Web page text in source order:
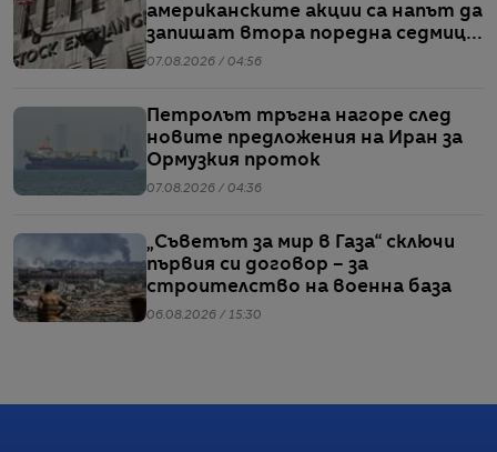
американските акции са напът да
запишат втора поредна седмица
на повишения
07.08.2026 / 04:56
Петролът тръгна нагоре след
новите предложения на Иран за
Ормузкия проток
07.08.2026 / 04:36
„Съветът за мир в Газа“ сключи
първия си договор – за
строителство на военна база
06.08.2026 / 15:30